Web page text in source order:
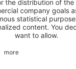
Cookie-Einstellungen
Sitemap